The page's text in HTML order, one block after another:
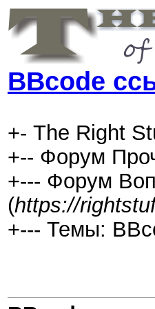
BBcode
+- The Right
+-- Форум
+--- Форум
(https://
+--- Темы: